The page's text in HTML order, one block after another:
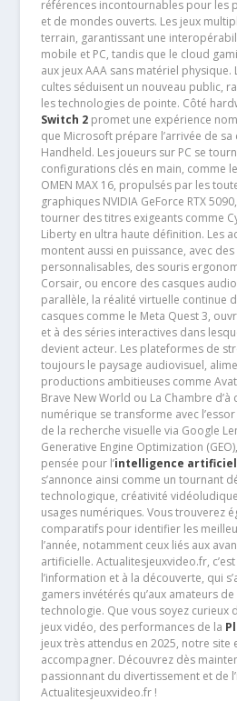
références incontournables pour les
et de mondes ouverts. Les jeux
terrain, garantissant une
mobile et PC, tandis que le cloud
aux jeux AAA sans matériel physique.
cultes séduisent un nouveau public,
les technologies de pointe. Côté
Switch 2promet une expérience
que Microsoft prépare l’arrivée de
Handheld. Les joueurs sur PC se
configurations clés en main, comme
OMEN MAX 16, propulsés par les
graphiques NVIDIA GeForce RTX
tourner des titres exigeants comme
Liberty en ultra haute définition. Les
montent aussi en puissance, avec
personnalisables, des souris
Corsair, ou encore des casques
parallèle, la réalité virtuelle continue
casques comme le Meta Quest 3,
et à des séries interactives dans
devient acteur. Les plateformes de
toujours le paysage audiovisuel,
productions ambitieuses comme
Brave New World ou La Chambre d’à
numérique se transforme avec
de la recherche visuelle via Google
Generative Engine Optimization
pensée pour l’intelligence
s’annonce ainsi comme un tournant
technologique, créativité
usages numériques. Vous trouverez
comparatifs pour identifier les
l’année, notamment ceux liés aux
artificielle. Actualitesjeuxvideo.fr,
l’information et à la découverte, qui
gamers invétérés qu’aux amateurs
technologie. Que vous soyez curieux
jeux vidéo, des performances de la
jeux très attendus en 2025, notre site
accompagner. Découvrez dès
passionnant du divertissement et de
Actualitesjeuxvideo.fr !